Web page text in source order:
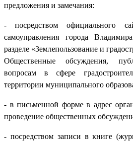
предложения и замечания:
- посредством официального
самоуправления города
разделе «Землепользование и
Общественные обсуждения,
вопросам в сфере
территории муниципального
- в письменной форме в адрес
проведение общественных
- посредством записи в книге